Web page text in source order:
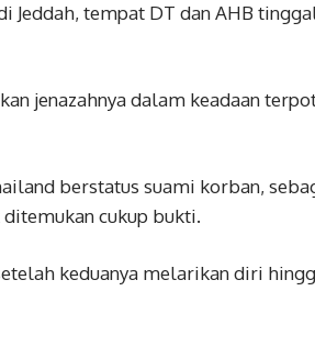
Jeddah, tempat DT dan AHB
jenazahnya dalam keadaan
berstatus suami korban,
cukup bukti.
keduanya melarikan diri